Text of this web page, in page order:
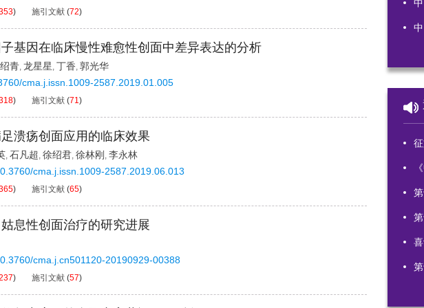
) 施引文献 (72)
基因在临床慢性难愈性创面中差异表达的分析
青, 龙星星, 丁香, 郭光华
cma.j.issn.1009-2587.2019.01.005
) 施引文献 (71)
溃疡创面应用的临床效果
, 石凡超 , 徐绍君, 徐林刚 , 李永林
cma.j.issn.1009-2587.2019.06.013
) 施引文献 (65)
息性创面治疗的研究进展
cma.j.cn501120-20190929-00388
) 施引文献 (57)
征
喜